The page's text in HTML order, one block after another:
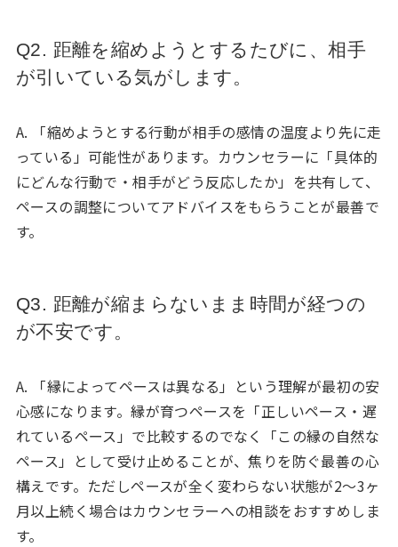
Q2. 距離を縮めようとするたびに、相手
が引いている気がします。
A. 「縮めようとする行動が相手の感情の温度より先に走
っている」可能性があります。カウンセラーに「具体的
にどんな行動で・相手がどう反応したか」を共有して、
ペースの調整についてアドバイスをもらうことが最善で
す。
Q3. 距離が縮まらないまま時間が経つの
が不安です。
A. 「縁によってペースは異なる」という理解が最初の安
心感になります。縁が育つペースを「正しいペース・遅
れているペース」で比較するのでなく「この縁の自然な
ペース」として受け止めることが、焦りを防ぐ最善の心
構えです。ただしペースが全く変わらない状態が2〜3ヶ
月以上続く場合はカウンセラーへの相談をおすすめしま
す。